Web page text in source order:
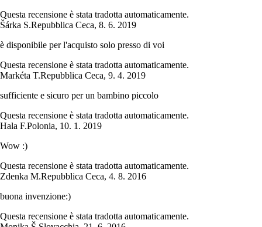
Questa recensione è stata tradotta automaticamente.
Šárka S.Repubblica Ceca, 8. 6. 2019
è disponibile per l'acquisto solo presso di voi
Questa recensione è stata tradotta automaticamente.
Markéta T.Repubblica Ceca, 9. 4. 2019
sufficiente e sicuro per un bambino piccolo
Questa recensione è stata tradotta automaticamente.
Hala F.Polonia, 10. 1. 2019
Wow :)
Questa recensione è stata tradotta automaticamente.
Zdenka M.Repubblica Ceca, 4. 8. 2016
buona invenzione:)
Questa recensione è stata tradotta automaticamente.